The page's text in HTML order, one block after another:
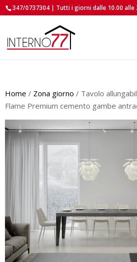
347/0737304 | Tutti i giorni dalle 10.00 alle
Home / Zona giorno / Tavolo
Flame Premium cemento gambe